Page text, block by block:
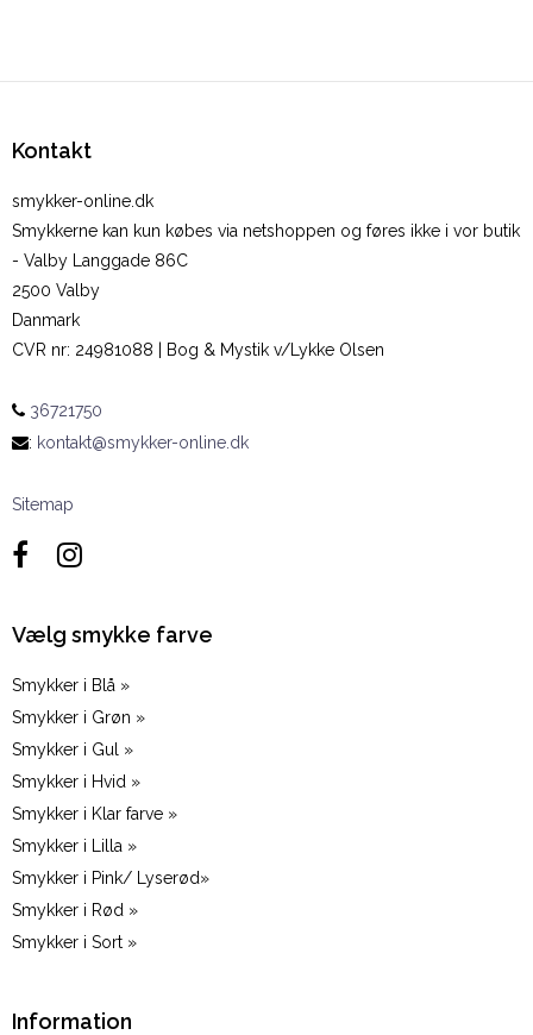
Kontakt
smykker-online.dk
Smykkerne kan kun købes via netshoppen og føres ikke i vor butik
- Valby Langgade 86C
2500 Valby
Danmark
CVR nr: 24981088 | Bog & Mystik v/Lykke Olsen
36721750
: kontakt@smykker-online.dk
Sitemap
Vælg smykke farve
Smykker i Blå »
Smykker i Grøn »
Smykker i Gul »
Smykker i Hvid »
Smykker i Klar farve »
Smykker i Lilla »
Smykker i Pink/ Lyserød»
Smykker i Rød »
Smykker i Sort »
Information